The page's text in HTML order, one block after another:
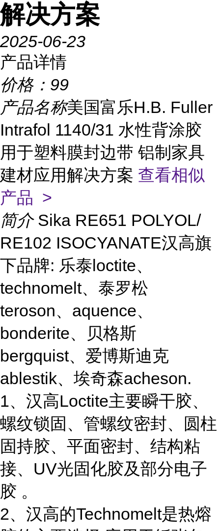
解决方案
2025-06-23
产品详情
价格： 99
产品名称美国富乐H.B. Fuller
Intrafol 1140/31 水性背涂胶
用于塑料膜封边带 铝制家具
建材应用解决方案 查看相似
产品 >
简介 Sika RE651 POLYOL/
RE102 ISOCYANATE汉高旗
下品牌: 乐泰loctite、
technomelt、泰罗松
teroson、aquence、
bonderite、贝格斯
bergquist、爱博斯迪克
ablestik、埃奇森acheson.
1、汉高Loctite主要瞬干胶、
螺纹锁固、管螺纹密封、圆柱
固持胶、平面密封、结构粘
接、UV光固化胶及部分电子
胶 。
2、汉高的Technomelt是热熔